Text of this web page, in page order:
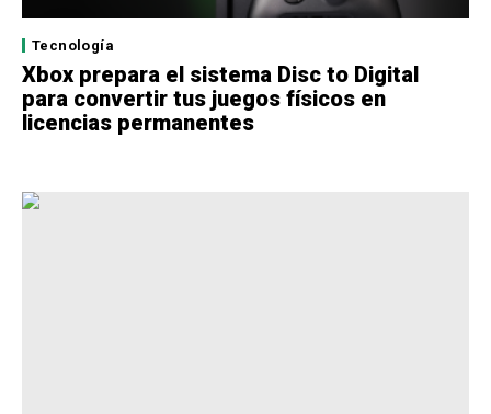
Tecnología
Xbox prepara el sistema Disc to Digital
para convertir tus juegos físicos en
licencias permanentes